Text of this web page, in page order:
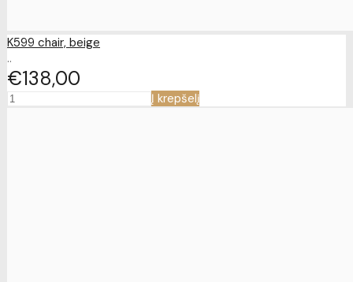
K599 chair, beige
..
€138 00
Į krepšelį